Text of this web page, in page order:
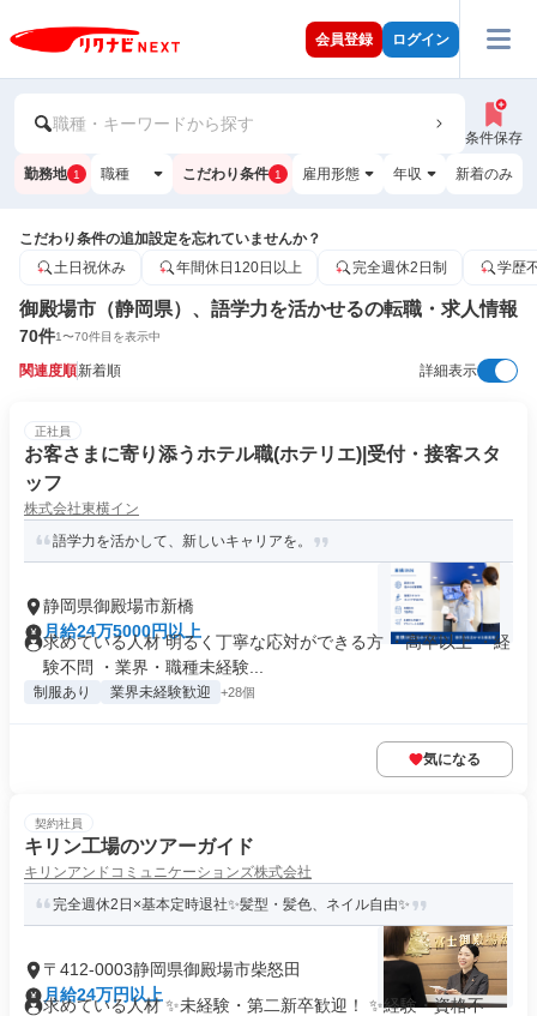
会員登録 ログイン
職種・キーワードから探す
条件保存
勤務地 1 職種 こだわり条件 1 雇用形態 年収 新着のみ
こだわり条件の追加設定を忘れていませんか？
土日祝休み
年間休日120日以上 完全週休2日制 学歴
御殿場市（静岡県）、語学力を活かせるの転職・求人情報
70件1〜70件目を表示中
関連度順新着順 詳細表示
正社員
お客さまに寄り添うホテル職(ホテリエ)|受付・接客スタ
ッフ
株式会社東横イン
語学力を活かして、新しいキャリアを。
静岡県御殿場市新橋
月給24万5000円以上
求めている人材 明るく丁寧な応対ができる方 ・高卒以上 ・経
験不問 ・業界・職種未経験...
制服あり 業界未経験歓迎 +28個
気になる
契約社員
キリン工場のツアーガイド
キリンアンドコミュニケーションズ株式会社
完全週休2日×基本定時退社✨髪型・髪色、ネイル自由✨
〒412-0003静岡県御殿場市柴怒田
月給24万円以上
求めている人材 ✨未経験・第二新卒歓迎！ ✨経験・資格不